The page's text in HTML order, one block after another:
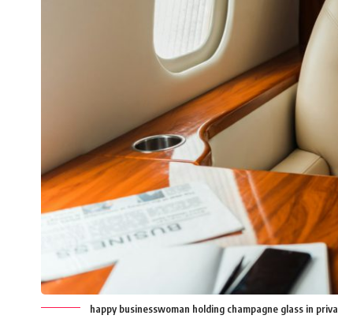
happy businesswoman holding champagne glass in